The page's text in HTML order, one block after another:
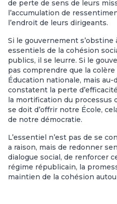
de perte de sens de leurs
l’accumulation de
l’endroit de leurs dirigeants.
Si le gouvernement s’obstine
essentiels de la cohésion
publics, il se leurre. Si le
pas comprendre que la
Éducation nationale, mais au-
constatent la perte
la mortification du processus
se doit d’offrir notre École,
de notre démocratie.
L’essentiel n’est pas de se
a raison, mais de redonner
dialogue social, de renforcer
régime républicain, la
maintien de la cohésion